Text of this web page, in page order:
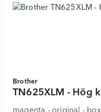
Brother
TN625XLM - Hög